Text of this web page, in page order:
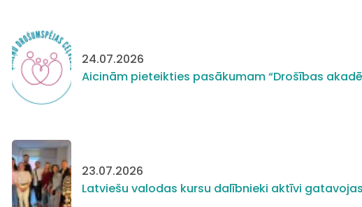
24.07.2026
Aicinām pieteikties pasākumam “Drošības
23.07.2026
Latviešu valodas kursu dalībnieki aktīvi